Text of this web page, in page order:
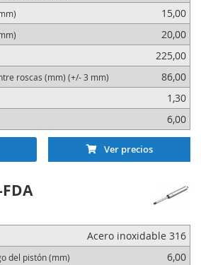
15,00
20,00
225,00
roscas (mm) (+/- 3 mm)
86,00
1,30
6,00
Ver precios
Acero inoxidable 316
del pistón (mm)
6,00